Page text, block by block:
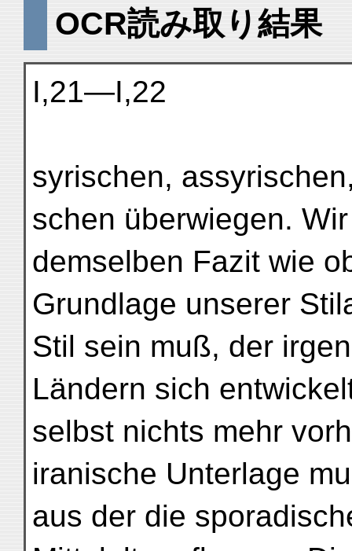
OCR読み取り結果
I,21—I,22
syrischen,
schen überwiegen.
demselben Fazit wie
Grundlage unserer
Stil sein muß, der
Ländern sich
selbst nichts mehr
iranische Unterlage
aus der die